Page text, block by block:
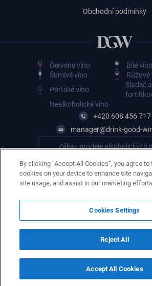
Obchodní podmínky
Červené víno
Bílé víno
Šumivé víno
Růžové
Portské víno
Sladké a
Nealkoholické víno
+420 608 456 717
manager@drink-good-
Zákaz prodeje alkoholických
© 2026. Všechna práva
By clicking “Accept All Cookies”, you agree
cookies on your device to enhance site
site usage, and assist in our marketing
Cookies Settings
Reject All
Accept All Cookies